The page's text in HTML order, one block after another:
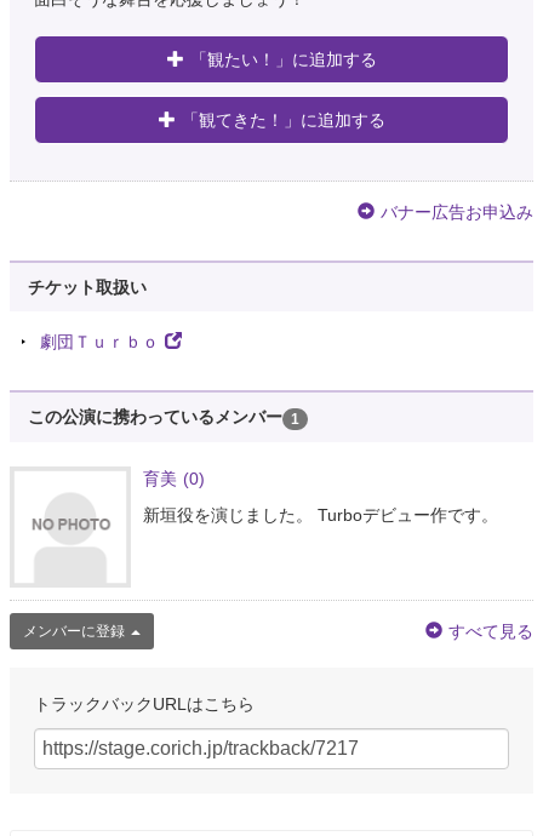
「観たい！」に追加する
「観てきた！」に追加する
バナー広告お申込み
チケット取扱い
劇団Ｔｕｒｂｏ
この公演に携わっているメンバー 1
育美 (0)
新垣役を演じました。 Turboデビュー作です。
メンバーに登録 すべて見る
トラックバックURLはこちら